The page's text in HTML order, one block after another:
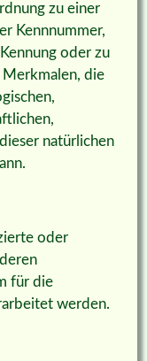
zu einer
Kennnummer,
oder zu
die
natürlichen
oder
für die
werden.